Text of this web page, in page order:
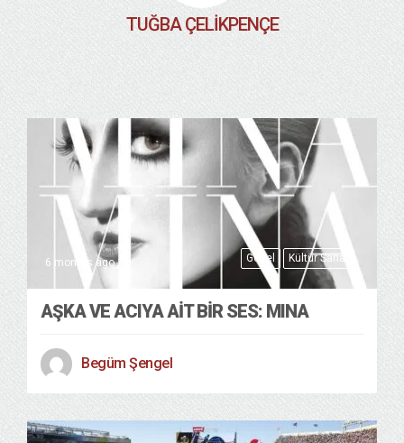
TUĞBA ÇELIKPENÇE
Genel Kültür Sanat
6 months ago
AŞKA VE ACIYA AIT BIR SES: MINA
Begüm Şengel